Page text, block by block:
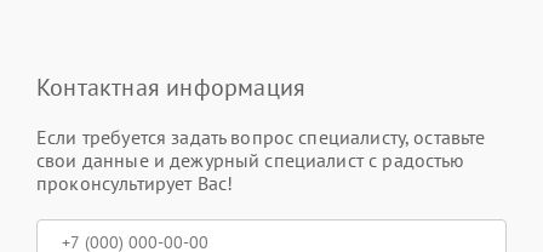
Контактная информация
Если требуется задать вопрос специалисту, оставьте
свои данные и дежурный специалист с радостью
проконсультирует Вас!